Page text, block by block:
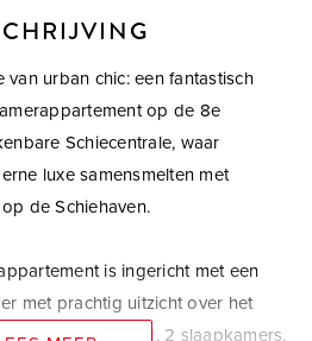
urban chic: een fantastisch
op de 8e
Schiecentrale, waar
luxe samensmelten met
de Schiehaven.
is ingericht met een
met prachtig uitzicht over het
met kookeiland, 2 slaapkamers,